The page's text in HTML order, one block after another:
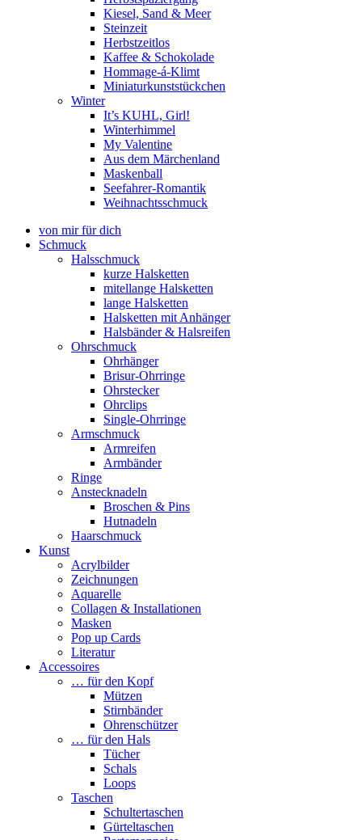
Kiesel, Sand & Meer
Steinzeit
Herbstzeitlos
Kaffee & Schokolade
Hommage-á-Klimt
Miniaturkunststückchen
Winter
It’s KUHL, Girl!
Winterhimmel
My Valentine
Aus dem Märchenland
Maskenball
Seefahrer-Romantik
Weihnachtsschmuck
von mir für dich
Schmuck
Halsschmuck
kurze Halsketten
mitellange Halsketten
lange Halsketten
Halsketten mit Anhänger
Halsbänder & Halsreifen
Ohrschmuck
Ohrhänger
Brisur-Ohrringe
Ohrstecker
Ohrclips
Single-Ohrringe
Armschmuck
Armreifen
Armbänder
Ringe
Anstecknadeln
Broschen & Pins
Hutnadeln
Haarschmuck
Kunst
Acrylbilder
Zeichnungen
Aquarelle
Collagen & Installationen
Masken
Pop up Cards
Literatur
Accessoires
… für den Kopf
Mützen
Stirnbänder
Ohrenschützer
… für den Hals
Tücher
Schals
Loops
Taschen
Schultertaschen
Gürteltaschen